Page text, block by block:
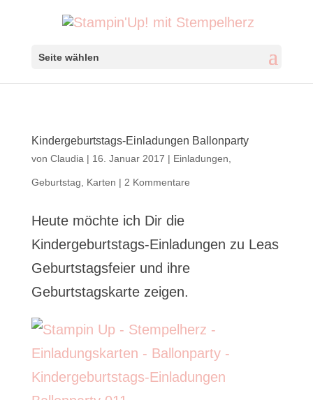
Seite wählen
Kindergeburtstags-Einladungen Ballonparty
von Claudia | 16. Januar 2017 | Einladungen
Geburtstag Karten | 2 Kommentare
Heute möchte ich Dir die
Kindergeburtstags-Einladungen zu Leas
Geburtstagsfeier und ihre
Geburtstagskarte zeigen.